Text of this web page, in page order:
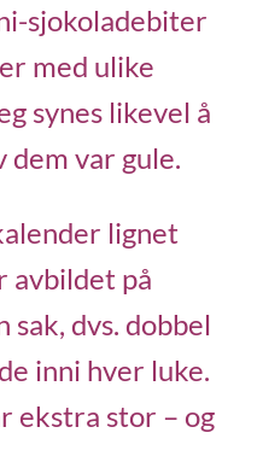
sjokoladebiter
med ulike
synes likevel å
dem var gule.
lignet
avbildet på
sak, dvs. dobbel
inni hver luke.
ekstra stor – og